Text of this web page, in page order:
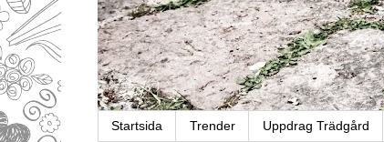
Startsida Trender Uppdrag Trädgård